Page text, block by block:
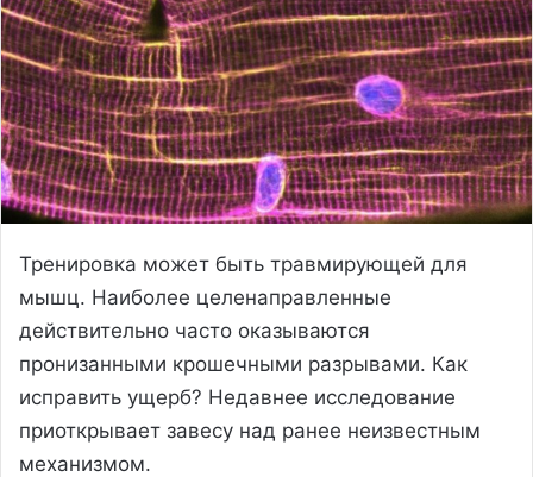
Тренировка может быть травмирующей для
мышц. Наиболее целенаправленные
действительно часто оказываются
пронизанными крошечными разрывами. Как
исправить ущерб? Недавнее исследование
приоткрывает завесу над ранее неизвестным
механизмом.